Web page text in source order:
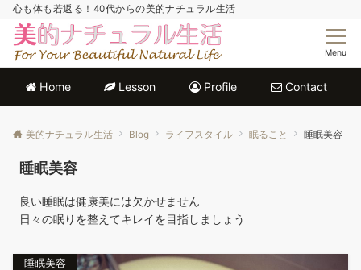
心も体も若返る！40代からの美的ナチュラル生活
Menu
Home Lesson Profile Contact
美的ナチュラル生活 Blog ライフスタイル 眠ること 睡眠美容
睡眠美容
良い睡眠は健康美には欠かせません
日々の眠りを整えてキレイを目指しましょう
睡眠美容